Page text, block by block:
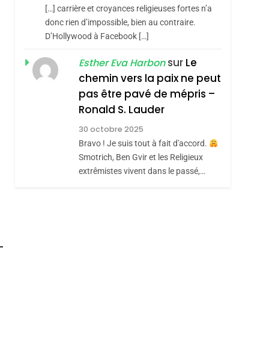
Rapport D’ADL
Contre
L’antisémitisme
FRANCE ISRAÉL
FIÈRE, DIGNE ET
RÉSILIENTE :
POURQUOI JE
REVENDIQUE MA
JUDAÏTE Par Thérèse
Zrihen-Dvir
ISRAÉL JUDAISME
CE QUI NOUS
MANQUE – Jacques
Hadida
JUDAISME
Maroc : Les Amandes
[…] carrière et croyances religieuses fortes n’a
donc rien d’impossible, bien au contraire.
D’Hollywood à Facebook […]
Esther Eva Harbonsur Le
chemin vers la paix ne peut
pas être pavé de mépris –
Ronald S. Lauder
30 octobre 2025
Bravo ! Je suis tout à fait d'accord.
Smotrich, Ben Gvir et les Religieux
extrêmistes vivent dans le passé,…
Zrihen-